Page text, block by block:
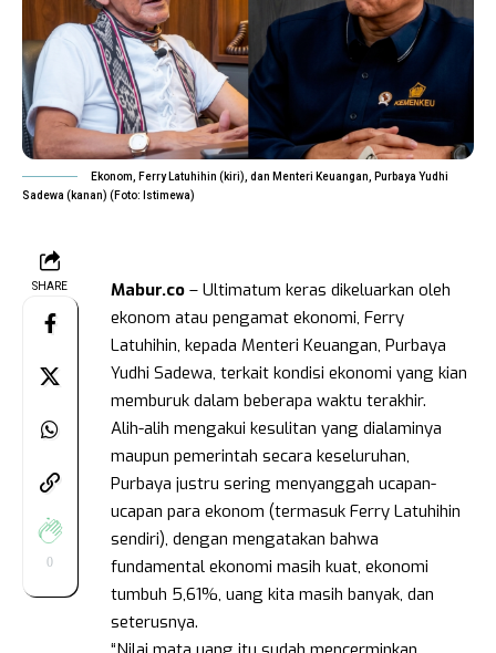
Ekonom, Ferry Latuhihin (kiri), dan Menteri Keuangan, Purbaya Yudhi
Sadewa (kanan) (Foto: Istimewa)
SHARE
0
Mabur.co – Ultimatum keras dikeluarkan oleh
ekonom atau pengamat ekonomi, Ferry
Latuhihin, kepada Menteri Keuangan, Purbaya
Yudhi Sadewa, terkait kondisi ekonomi yang kian
memburuk dalam beberapa waktu terakhir.
Alih-alih mengakui kesulitan yang dialaminya
maupun pemerintah secara keseluruhan,
Purbaya justru sering menyanggah ucapan-
ucapan para ekonom (termasuk Ferry Latuhihin
sendiri), dengan mengatakan bahwa
fundamental ekonomi masih kuat, ekonomi
tumbuh 5,61%, uang kita masih banyak, dan
seterusnya.